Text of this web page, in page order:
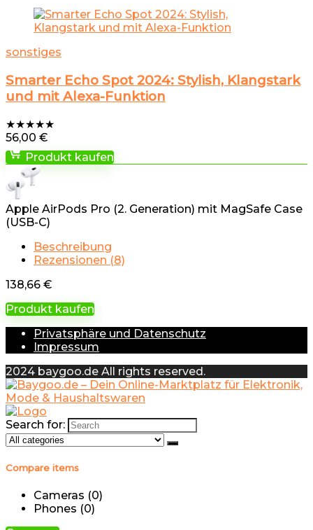
sonstiges
Smarter Echo Spot 2024: Stylish, Klangstark
und mit Alexa-Funktion
★★★★★
56,00 €
Produkt kaufen
Apple AirPods Pro (2. Generation) mit MagSafe Case
(USB-C) ​​​​​​​
Beschreibung
Rezensionen (8)
138,66 €
Produkt kaufen
Privatsphäre und Datenschutz
Impressum
2024 baygoo.de All rights reserved.
Search for:
Compare items
Cameras (0)
Phones (0)